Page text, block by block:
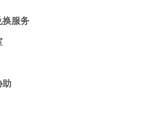
换服务
助